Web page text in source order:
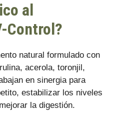
al
Control?
natural formulado con
acerola, toronjil,
en sinergia para
estabilizar los niveles
la digestión.